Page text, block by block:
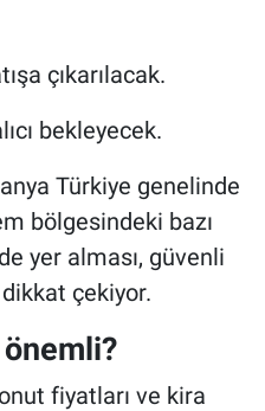
çıkarılacak.
bekleyecek.
Türkiye genelinde
bölgesindeki bazı
yer alması, güvenli
dikkat çekiyor.
fiyatları ve kira